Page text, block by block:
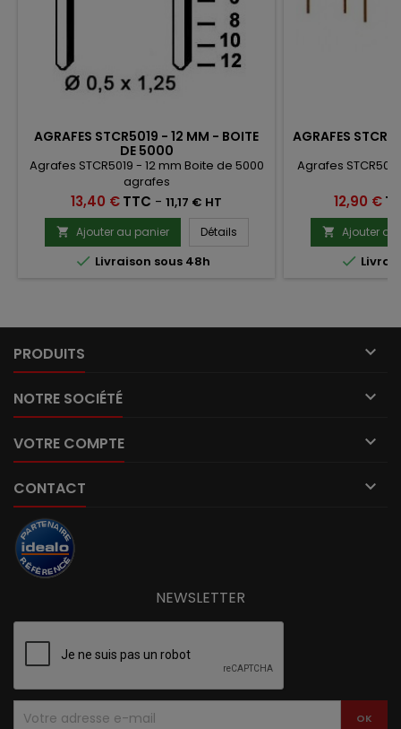
AGRAFES STCR5019 - 12 MM - BOITE
DE 5000
Agrafes STCR5019 - 12 mm Boite de 5000
agrafes
Prix
13,40 €TTC - 11,17 € HT
 Ajouter au panier Détails
 Livraison sous 48h
AGRAFES
Agrafes
Prix
12,90 €
 Ajouter au

PRODUITS 
NOTRE SOCIÉTÉ 
VOTRE COMPTE 
CONTACT 
NEWSLETTER